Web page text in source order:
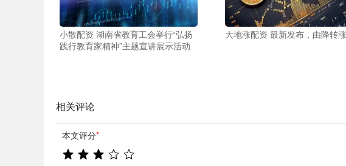
小散配资 湖南省教育工会举行“弘扬
践行教育家精神”主题宣讲展示活动
大地涨配资 最新发布，由降转涨
相关评论
本文评分*